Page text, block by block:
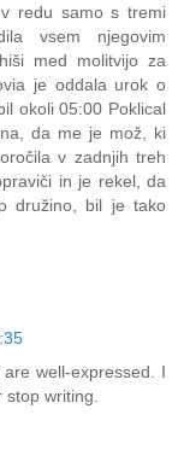
redu samo s tremi
vsem njegovim
med molitvijo za
je oddala urok o
okoli 05:00 Poklical
da me je mož, ki
v zadnjih treh
in je rekel, da
družino, bil je tako
well-expressed. I
writing.